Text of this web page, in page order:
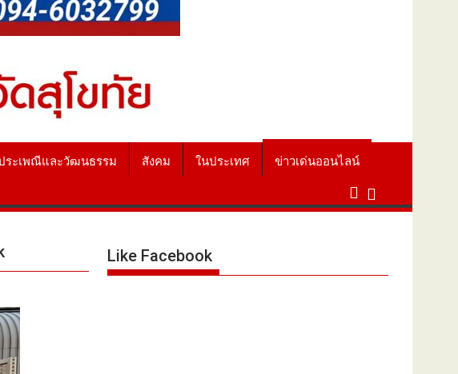
ระเพณีและวัฒนธรรม สังคม ในประเทศ ข่าวเด่นออนไลน์
Like Facebook